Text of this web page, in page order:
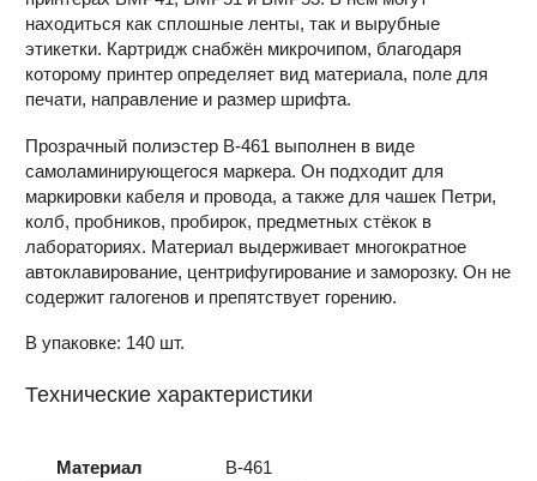
находиться как сплошные ленты, так и вырубные
этикетки. Картридж снабжён микрочипом, благодаря
которому принтер определяет вид материала, поле для
печати, направление и размер шрифта.
Прозрачный полиэстер B-461 выполнен в виде
самоламинирующегося маркера. Он подходит для
маркировки кабеля и провода, а также для чашек Петри,
колб, пробников, пробирок, предметных стёкок в
лабораториях. Материал выдерживает многократное
автоклавирование, центрифугирование и заморозку. Он не
содержит галогенов и препятствует горению.
В упаковке: 140 шт.
Технические характеристики
Материал
B-461